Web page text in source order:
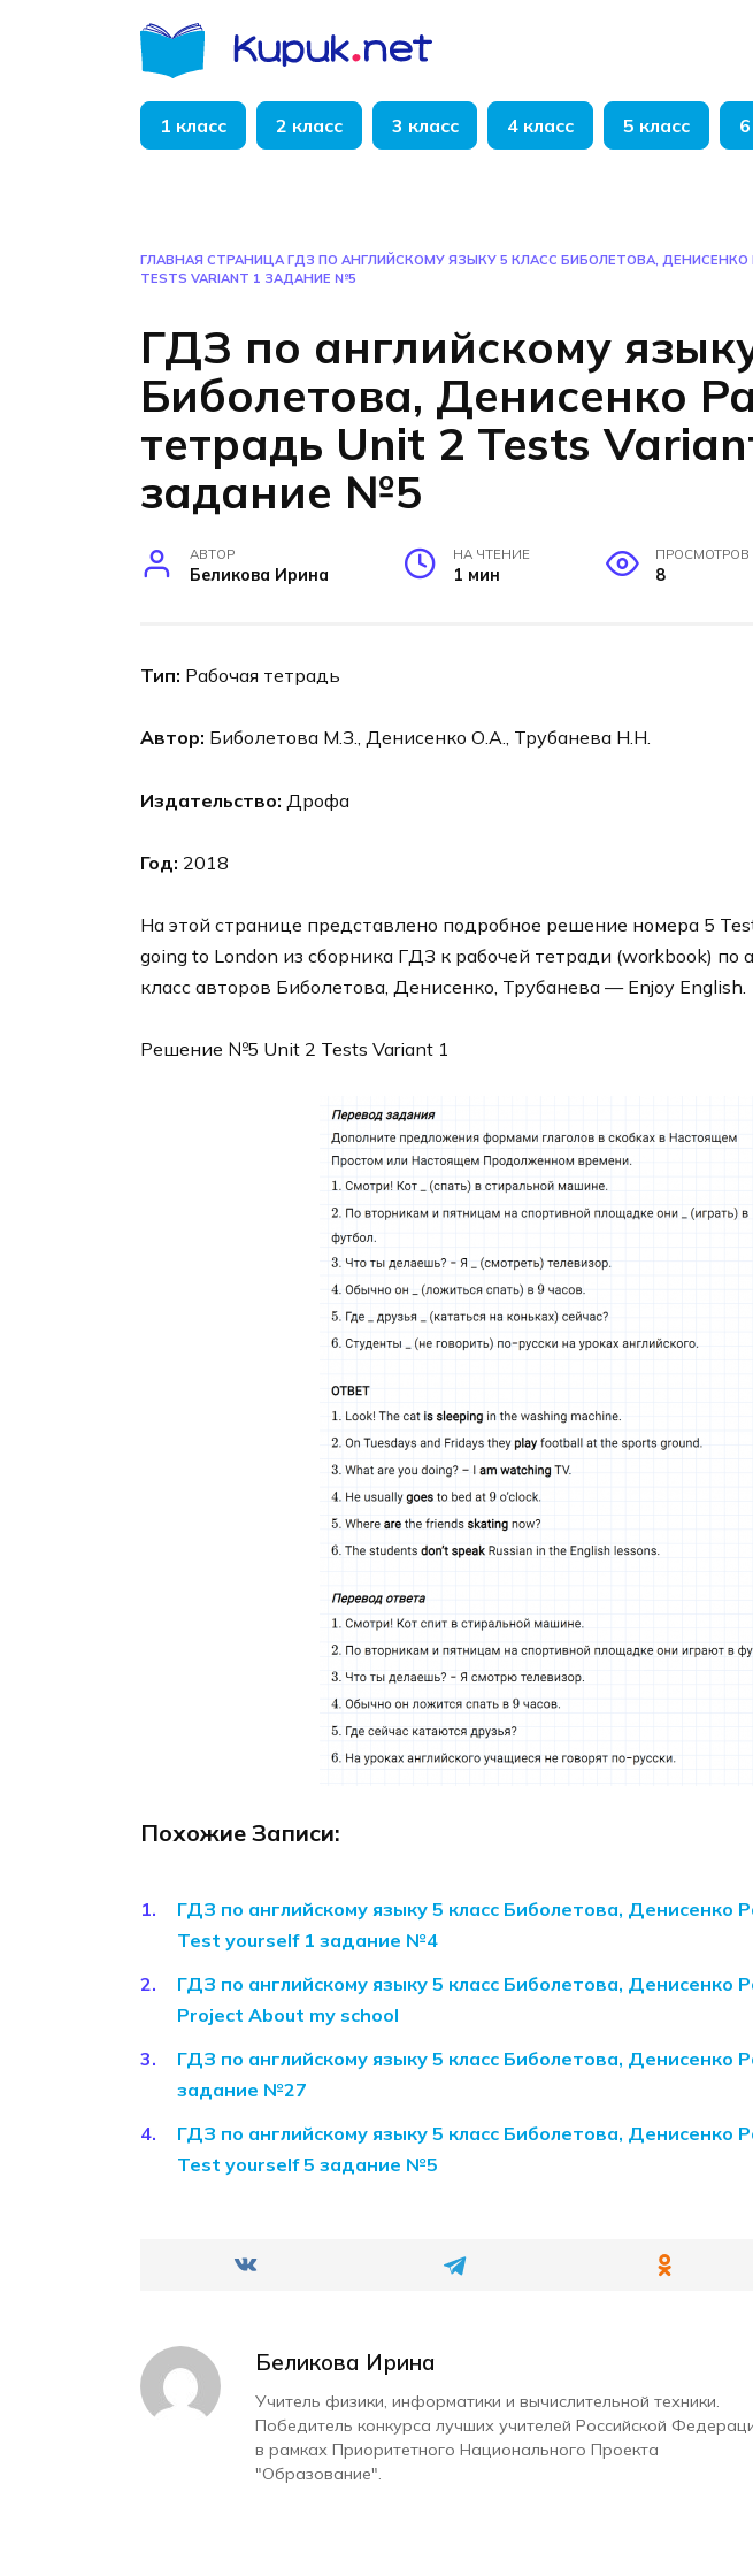
1 класс 2 класс 3 класс 4 класс 5 класс
ГЛАВНАЯ СТРАНИЦА ГДЗ ПО АНГЛИЙСКОМУ ЯЗЫКУ 5 КЛАСС БИБОЛЕТОВА, ДЕНИСЕНКО
TESTS VARIANT 1 ЗАДАНИЕ №5
ГДЗ по английскому
Биболетова, Денисенко
тетрадь Unit 2 Tests
задание №5
АВТОР
Беликова Ирина
НА ЧТЕНИЕ
1 мин
ПРОСМОТРОВ
8
Тип: Рабочая тетрадь
Автор: Биболетова М.З., Денисенко О.А., Трубанева Н.Н.
Издательство: Дрофа
Год: 2018
На этой странице представлено подробное решение номера 5
going to London из сборника ГДЗ к рабочей тетради (workbook) по
класс авторов Биболетова, Денисенко, Трубанева — Enjoy English.
Решение №5 Unit 2 Tests Variant 1
Похожие Записи:
ГДЗ по английскому языку 5 класс Биболетова, Денисенко
Test yourself 1 задание №4
ГДЗ по английскому языку 5 класс Биболетова, Денисенко
Project About my school
ГДЗ по английскому языку 5 класс Биболетова, Денисенко
задание №27
ГДЗ по английскому языку 5 класс Биболетова, Денисенко
Test yourself 5 задание №5
Беликова Ирина
Учитель физики, информатики и вычислительной техники.
Победитель конкурса лучших учителей Российской
в рамках Приоритетного Национального Проекта
"Образование".